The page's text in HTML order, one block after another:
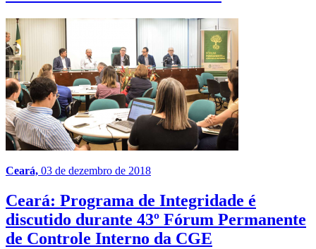
Ceará, 03 de dezembro de 2018
Ceará: Programa de Integridade é
discutido durante 43º Fórum Permanente
de Controle Interno da CGE